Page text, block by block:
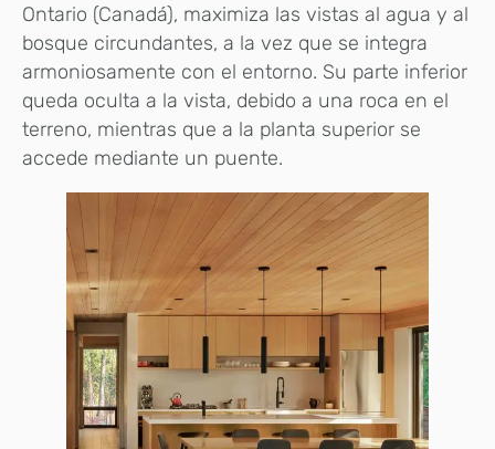
Ontario (Canadá), maximiza las vistas al agua y al
bosque circundantes, a la vez que se integra
armoniosamente con el entorno. Su parte inferior
queda oculta a la vista, debido a una roca en el
terreno, mientras que a la planta superior se
accede mediante un puente.